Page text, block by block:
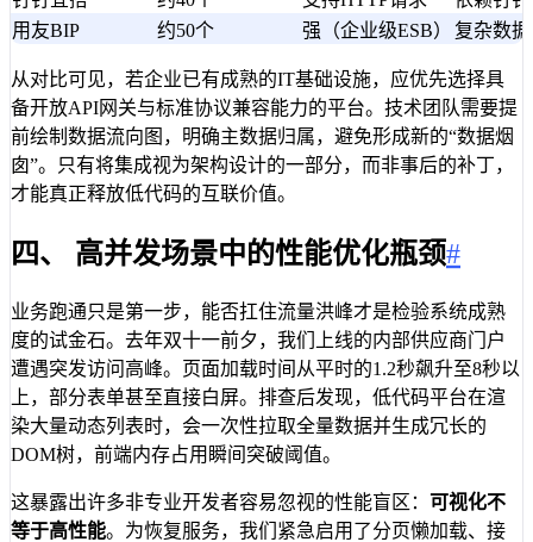
用友BIP
约50个 强（企业级ESB） 复杂数
从对比可见，若企业已有成熟的IT基础设施，应优先选择具
备开放API网关与标准协议兼容能力的平台。技术团队需要提
前绘制数据流向图，明确主数据归属，避免形成新的“数据烟
囱”。只有将集成视为架构设计的一部分，而非事后的补丁，
才能真正释放低代码的互联价值。
四、 高并发场景中的性能优化瓶颈#
业务跑通只是第一步，能否扛住流量洪峰才是检验系统成熟
度的试金石。去年双十一前夕，我们上线的内部供应商门户
遭遇突发访问高峰。页面加载时间从平时的1.2秒飙升至8秒以
上，部分表单甚至直接白屏。排查后发现，低代码平台在渲
染大量动态列表时，会一次性拉取全量数据并生成冗长的
DOM树，前端内存占用瞬间突破阈值。
这暴露出许多非专业开发者容易忽视的性能盲区： 可视化不
等于高性能。为恢复服务，我们紧急启用了分页懒加载、接